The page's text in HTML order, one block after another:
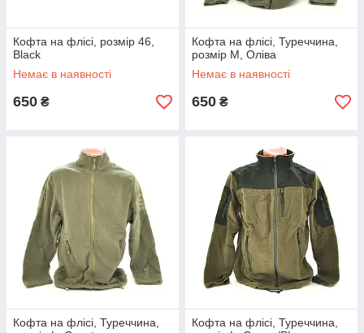
Кофта на флісі, розмір 46,
Black
Немає в наявності
650 ₴
Кофта на флісі, Туреччина,
розмір M, Оліва
Немає в наявності
650 ₴
Кофта на флісі, Туреччина,
Кофта на флісі, Туреччина,